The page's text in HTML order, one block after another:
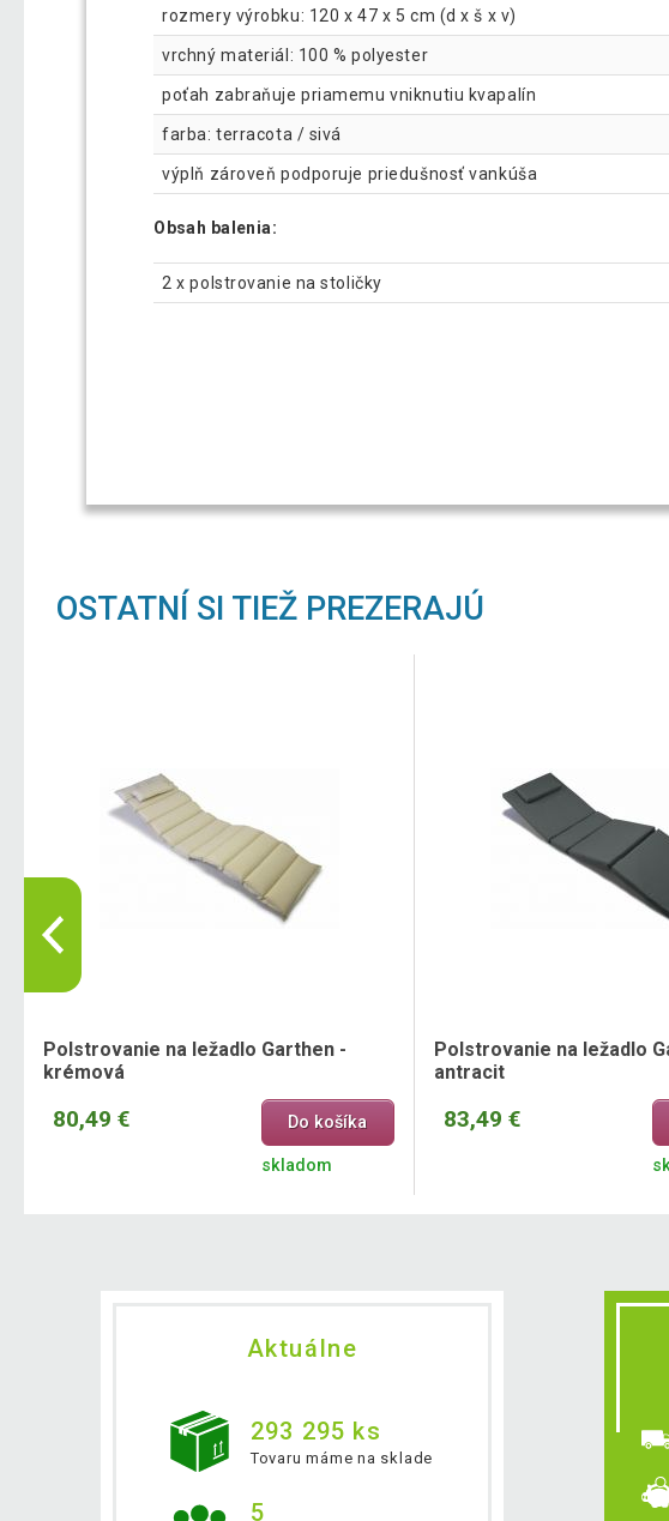
rozmery výrobku: 120 x 47 x 5 cm (d x š x v)
vrchný materiál: 100 % polyester
poťah zabraňuje priamemu vniknutiu kvapalín
farba: terracota / sivá
výplň zároveň podporuje priedušnosť vankúša
Obsah balenia:
2 x polstrovanie na stoličky
OSTATNÍ SI TIEŽ PREZERAJÚ
Polstrovanie na ležadlo Garthen -
krémová
80,49 € Do košíka
skladom
Polstrovanie na ležadlo
antracit
83,49 €
Aktuálne
293 295 ks
Tovaru máme na sklade
5